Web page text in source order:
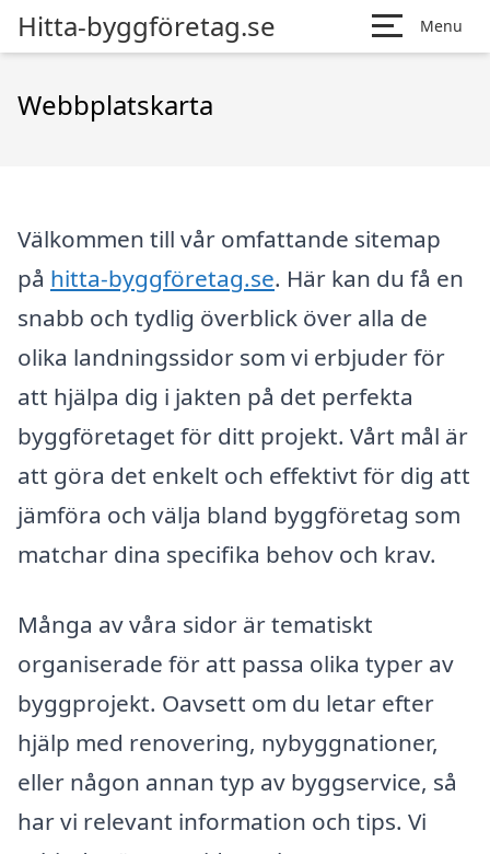
Hitta-byggföretag.se Menu
Webbplatskarta
Välkommen till vår omfattande sitemap
på hitta-byggföretag.se. Här kan du få en
snabb och tydlig överblick över alla de
olika landningssidor som vi erbjuder för
att hjälpa dig i jakten på det perfekta
byggföretaget för ditt projekt. Vårt mål är
att göra det enkelt och effektivt för dig att
jämföra och välja bland byggföretag som
matchar dina specifika behov och krav.
Många av våra sidor är tematiskt
organiserade för att passa olika typer av
byggprojekt. Oavsett om du letar efter
hjälp med renovering, nybyggnationer,
eller någon annan typ av byggservice, så
har vi relevant information och tips. Vi